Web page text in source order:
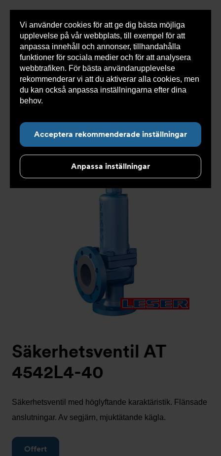
Vi använder cookies för att ge dig bästa möjliga
upplevelse på vår webbplats, till exempel för att
anpassa innehåll och annonser, tillhandahålla
funktioner för sociala medier och för att analysera
webbtrafiken. För bästa användarupplevelse
rekommenderar vi att du aktiverar alla cookies, men
du kan också anpassa inställningarna efter dina
behov.
Acceptera rekommenderade inställningar
Anpassa inställningar
0 varorSnabborder
Du
här:
Armatec > Produkter > Tryckavsäkring
>
Industriella säkerhetsventiler
> High performance
>
Säkerhetsventil AT 4542-
>
Säkerhetsventil AT 4542L4-
Säkerhetsventil AT
4542L4-40
Säkerhetsventil med höglyftande karaktäristik. Flänsade
anslutningar. Av segjärn, mjuktätande kägla.
Offert